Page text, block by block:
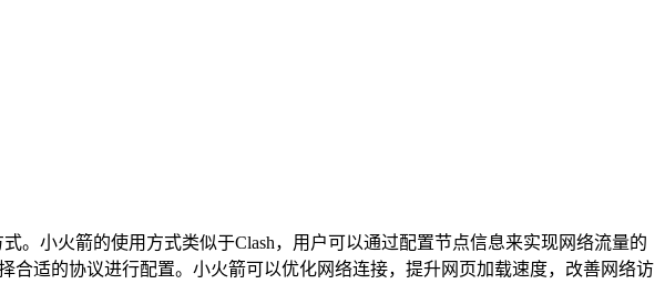
。小火箭的使用方式类似于Clash，用户可以通过配置节点信息来实现网络流量的
合适的协议进行配置。小火箭可以优化网络连接，提升网页加载速度，改善网络访